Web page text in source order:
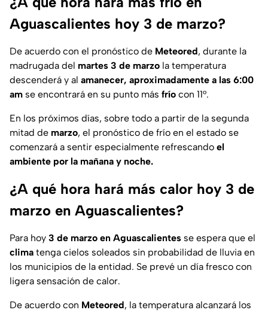
Aguascalientes hoy 3 de marzo?
De acuerdo con el pronóstico de Meteored, durante la
madrugada del martes 3 de marzo la temperatura
descenderá y al amanecer, aproximadamente a las 6:00
am se encontrará en su punto más frío con 11°.
En los próximos días, sobre todo a partir de la segunda
mitad de marzo, el pronóstico de frío en el estado se
comenzará a sentir especialmente refrescando el
ambiente por la mañana y noche.
¿A qué hora hará más calor hoy 3 de
marzo en Aguascalientes?
Para hoy 3 de marzo en Aguascalientes se espera que el
clima tenga cielos soleados sin probabilidad de lluvia en
los municipios de la entidad. Se prevé un día fresco con
ligera sensación de calor.
De acuerdo con Meteored, la temperatura alcanzará los